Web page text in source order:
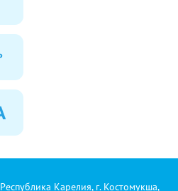
Республика Карелия, г. Костомукша,